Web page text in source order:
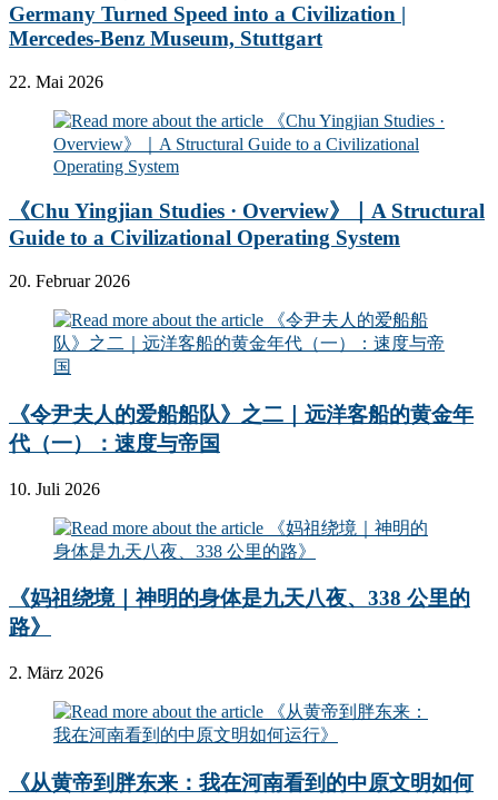
Germany Turned Speed into a Civilization |
Mercedes-Benz Museum, Stuttgart
22. Mai 2026
《Chu Yingjian Studies · Overview》｜A Structural
Guide to a Civilizational Operating System
20. Februar 2026
《令尹夫人的爱船船队》之二｜远洋客船的黄金年
代（一）：速度与帝国
10. Juli 2026
《妈祖绕境｜神明的身体是九天八夜、338 公里的
路》
2. März 2026
《从黄帝到胖东来：我在河南看到的中原文明如何